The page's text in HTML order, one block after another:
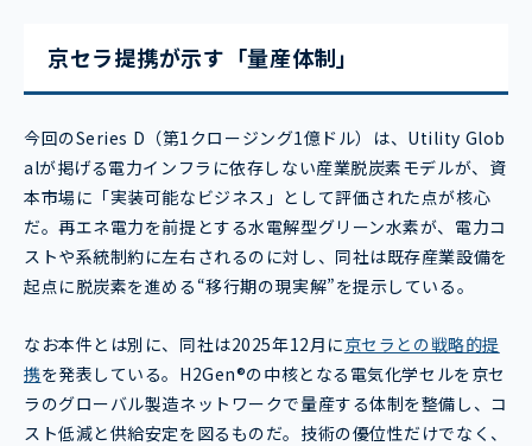
京セラ提携が示す「量産体制」
今回のSeries D（第1クロージング1億ドル）は、Utility Glob
alが掲げる電力インフラに依存しない産業脱炭素モデルが、資
本市場に「実装可能なビジネス」として評価された点が核心
だ。再エネ電力を前提とする水電解型グリーン水素が、電力コ
ストや系統制約に左右されるのに対し、同社は既存産業設備を
起点に脱炭素を進める“移行期の現実解”を提示している。
なお本件とは別に、同社は2025年12月に京セラとの戦略的提
携を発表している。H2Gen®の中核となる電気化学セルを京セ
ラのグローバル製造ネットワークで量産する体制を整備し、コ
スト低減と供給安定を図るものだ。技術の優位性だけでなく、